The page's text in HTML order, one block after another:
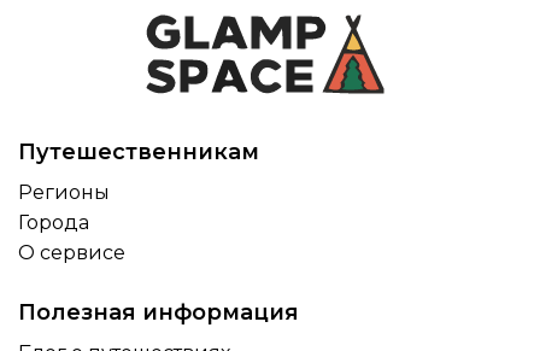
Путешественникам
Регионы
Города
О сервисе
Полезная информация